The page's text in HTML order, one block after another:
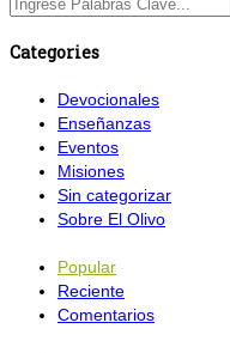
Categories
Devocionales
Enseñanzas
Eventos
Misiones
Sin categorizar
Sobre El Olivo
Popular
Reciente
Comentarios